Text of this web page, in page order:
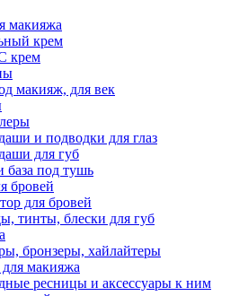
макияжа
крем
крем
макияж, для век
и подводки для глаз
для губ
база под тушь
бровей
для бровей
тинты, блески для губ
бронзеры, хайлайтеры
макияжа
ресницы и аксессуары к ним